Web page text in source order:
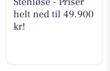
helt ned til 49.900
kr!